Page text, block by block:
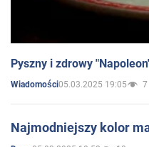
Pyszny i zdrowy
Wiadomości05.03.2025 19:05 7
Najmodniejszy kolor